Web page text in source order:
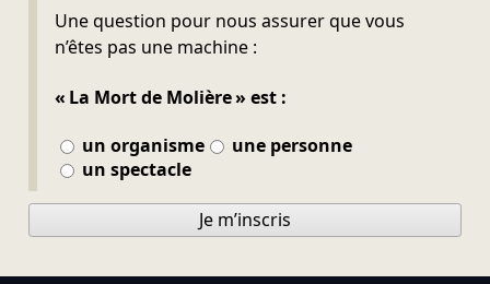
Une question pour nous assurer que vous
n’êtes pas une machine :
« La Mort de Molière » est :
un organisme
une personne
un spectacle
Ne pas remplir
Je m’inscris